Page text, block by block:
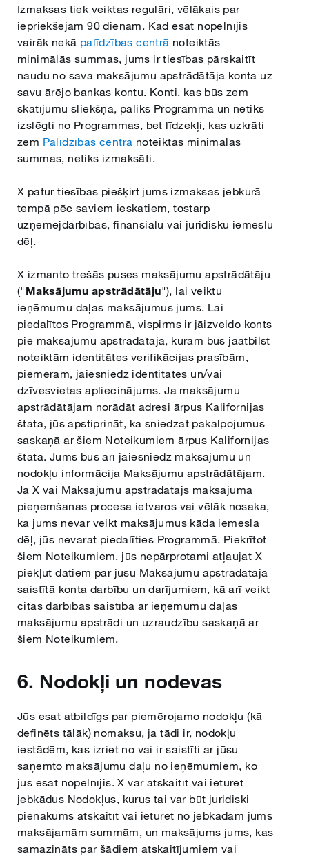
Izmaksas tiek veiktas regulāri, vēlākais par
iepriekšējām 90 dienām. Kad esat nopelnījis
vairāk nekā palīdzības centrā noteiktās
minimālās summas, jums ir tiesības pārskaitīt
naudu no sava maksājumu apstrādātāja konta uz
savu ārējo bankas kontu. Konti, kas būs zem
skatījumu sliekšņa, paliks Programmā un netiks
izslēgti no Programmas, bet līdzekļi, kas uzkrāti
zem Palīdzības centrā noteiktās minimālās
summas, netiks izmaksāti.
X patur tiesības piešķirt jums izmaksas jebkurā
tempā pēc saviem ieskatiem, tostarp
uzņēmējdarbības, finansiālu vai juridisku iemeslu
dēļ.
X izmanto trešās puses maksājumu apstrādātāju
(" Maksājumu apstrādātāju"), lai veiktu
ieņēmumu daļas maksājumus jums. Lai
piedalītos Programmā, vispirms ir jāizveido konts
pie maksājumu apstrādātāja, kuram būs jāatbilst
noteiktām identitātes verifikācijas prasībām,
piemēram, jāiesniedz identitātes un/vai
dzīvesvietas apliecinājums. Ja maksājumu
apstrādātājam norādāt adresi ārpus Kalifornijas
štata, jūs apstiprināt, ka sniedzat pakalpojumus
saskaņā ar šiem Noteikumiem ārpus Kalifornijas
štata. Jums būs arī jāiesniedz maksājumu un
nodokļu informācija Maksājumu apstrādātājam.
Ja X vai Maksājumu apstrādātājs maksājuma
pieņemšanas procesa ietvaros vai vēlāk nosaka,
ka jums nevar veikt maksājumus kāda iemesla
dēļ, jūs nevarat piedalīties Programmā. Piekrītot
šiem Noteikumiem, jūs nepārprotami atļaujat X
piekļūt datiem par jūsu Maksājumu apstrādātāja
saistītā konta darbību un darījumiem, kā arī veikt
citas darbības saistībā ar ieņēmumu daļas
maksājumu apstrādi un uzraudzību saskaņā ar
šiem Noteikumiem.
6. Nodokļi un nodevas
Jūs esat atbildīgs par piemērojamo nodokļu (kā
definēts tālāk) nomaksu, ja tādi ir, nodokļu
iestādēm, kas izriet no vai ir saistīti ar jūsu
saņemto maksājumu daļu no ieņēmumiem, ko
jūs esat nopelnījis. X var atskaitīt vai ieturēt
jebkādus Nodokļus, kurus tai var būt juridiski
pienākums atskaitīt vai ieturēt no jebkādām jums
maksājamām summām, un maksājums jums, kas
samazināts par šādiem atskaitījumiem vai